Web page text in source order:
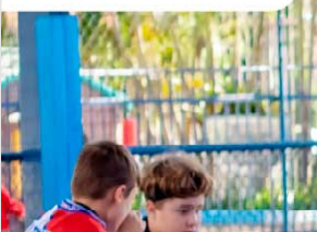
Lista de vídeos
NOSSOCANAL